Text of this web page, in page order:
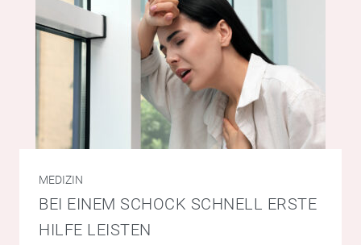
MEDIZIN
BEI EINEM SCHOCK SCHNELL ERSTE
HILFE LEISTEN